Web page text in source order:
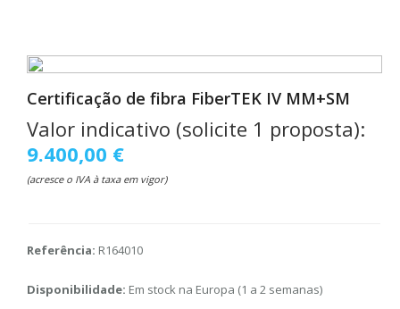
Certificação de fibra FiberTEK IV MM+SM
Valor indicativo (solicite 1 proposta):
9.400,00 €
(acresce o IVA à taxa em vigor)
Referência: R164010
Disponibilidade: Em stock na Europa (1 a 2 semanas)